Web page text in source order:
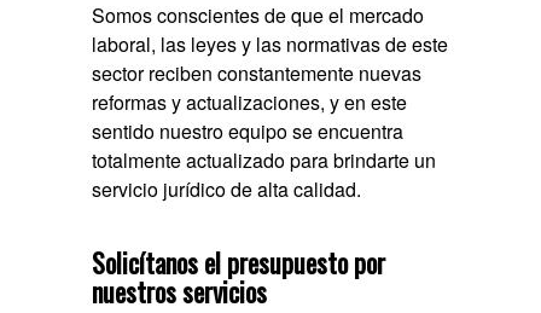
Somos conscientes de que el mercado
laboral, las leyes y las normativas de este
sector reciben constantemente nuevas
reformas y actualizaciones, y en este
sentido nuestro equipo se encuentra
totalmente actualizado para brindarte un
servicio jurídico de alta calidad.
Solicítanos el presupuesto por
nuestros servicios